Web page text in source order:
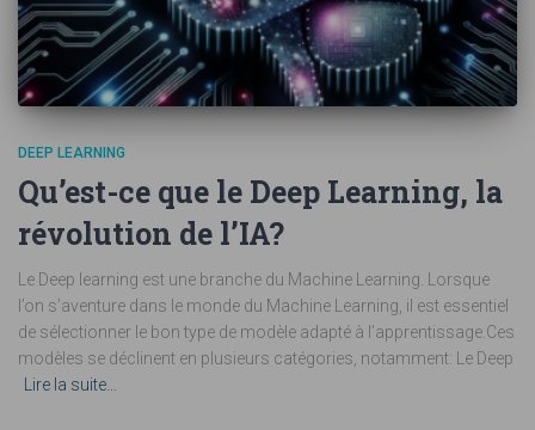
DEEP LEARNING
Qu’est-ce que le Deep Learning, la
révolution de l’IA?
Le Deep learning est une branche du Machine Learning. Lorsque
l’on s’aventure dans le monde du Machine Learning, il est essentiel
de sélectionner le bon type de modèle adapté à l’apprentissage.Ces
modèles se déclinent en plusieurs catégories, notamment: Le Deep
Lire la suite…